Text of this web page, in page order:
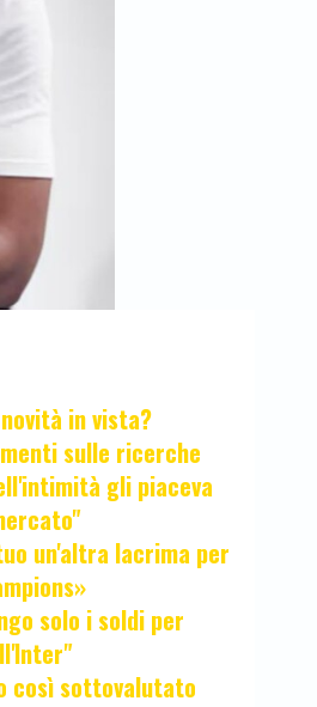
in vista?
sulle ricerche
gli piaceva
un'altra lacrima per
solo i soldi per
così sottovalutato